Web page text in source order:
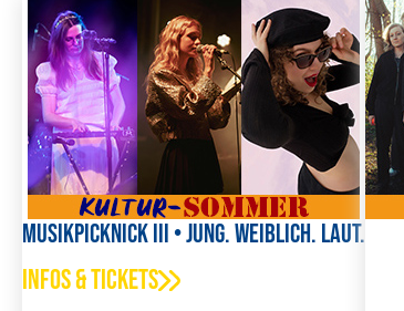
Musikpicknick III • Jung. Weiblich. Laut.
Infos & Tickets